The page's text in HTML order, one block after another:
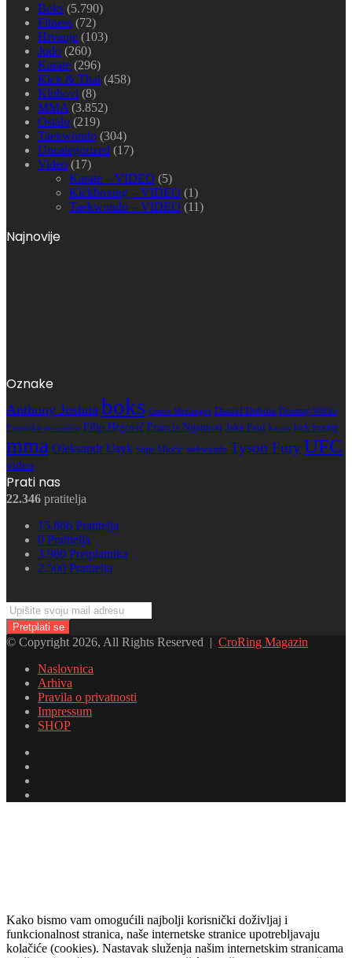
Boks (5.790)
Fitness (72)
Hrvanje (103)
Judo (260)
Karate (296)
Kick & Thai (458)
Klubovi (8)
MMA (3.852)
Ostalo (219)
Taekwondo (304)
Uncategorized (17)
Video (17)
Karate – VIDEO (5)
Kickboxing – VIDEO (1)
Taekwondo – VIDEO (11)
Najnovije
Oznake
Anthony Joshua boks Conor McGregor Daniel Dubois Deontay Wilder
Europsko prvenstvo Filip Hrgović Francis Ngannou Jake Paul karate kick boxing
mma Oleksandr Usyk Stipe Miočić taekwondo Tyson FuryUFC
video
Prati nas
22.346 pratitelja
15.866 Pratitelja
0 Pratitelja
3.980 Pretplatnika
2.500 Pratitelja
Upišite
svoju
mail
adresu
© Copyright 2026, All Rights Reserved | CroRing Magazin
Naslovnica
Arhiva
Pravila o privatnosti
Impressum
SHOP
Kako bismo vam omogućili najbolji korisnički doživljaj i
funkcionalnost stranica, naše internetske stranice upotrebljavaju
kolačiće (cookies). Nastavak služenja našim internetskim stranicama